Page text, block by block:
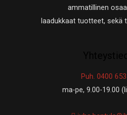
ammatillinen
laadukkaat tuotteet, sekä
Puh. 0400
ma-pe, 9.00-19.00